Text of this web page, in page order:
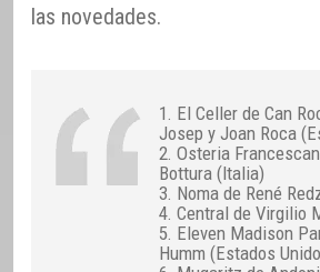
las novedades.
1. El Celler de Can
Josep y Joan Roca
2. Osteria
Bottura (Italia)
3. Noma de René
4. Central de Virgilio
5. Eleven Madison
Humm (Estados